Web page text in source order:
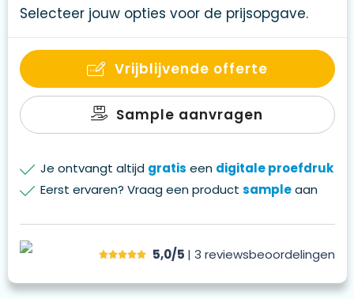
Selecteer jouw opties voor de prijsopgave.
Vrijblijvende offerte
Sample aanvragen
Je ontvangt altijd gratis een digitale proefdruk
Eerst ervaren? Vraag een product sampleaan
5,0/5 | 3 reviewsbeoordelingen